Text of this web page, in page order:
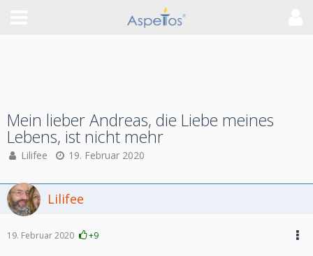
Mein lieber Andreas, die Liebe meines
Lebens, ist nicht mehr
Lilifee 19. Februar 2020
Lilifee
19. Februar 2020 +9